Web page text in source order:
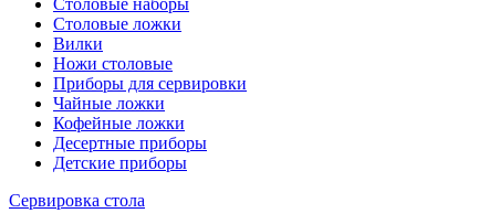
Столовые ложки
Вилки
Ножи столовые
Приборы для сервировки
Чайные ложки
Кофейные ложки
Десертные приборы
Детские приборы
Сервировка стола